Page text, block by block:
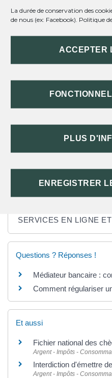
La durée de conservation des
de nous (ex: Facebook). Politique
ACCEPTER
PLUS
ENREGISTRER
QUI PEUT
CENTRAL DES
COMMENT
TEXTES DE
SERVICES EN LIGNE
Questions ? Réponses !
Médiateur bancaire :
Comment régulariser
Et aussi
Fichier national des
Argent - Impôts -
Interdiction d'émettre
Argent - Impôts -